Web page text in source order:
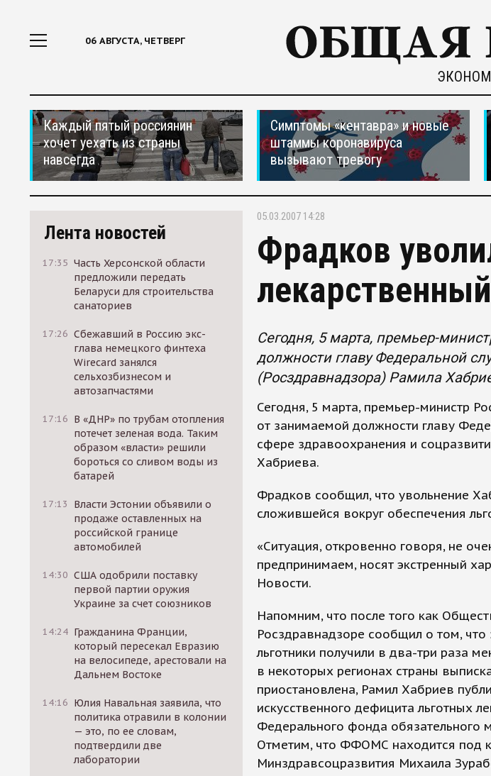
06 АВГУСТА, ЧЕТВЕРГ
Каждый пятый россиянин
хочет уехать из страны
навсегда
Симптомы «кентавра» и новые
штаммы коронавируса
вызывают тревогу
Лента новостей
17:35 Часть Херсонской области
предложили передать
Беларуси для строительства
санаториев
17:26 Сбежавший в Россию экс-
глава немецкого финтеха
Wirecard занялся
сельхозбизнесом и
автозапчастями
17:16 В «ДНР» по трубам отопления
потечет зеленая вода. Таким
образом «власти» решили
бороться со сливом воды из
батарей
17:13
Власти Эстонии объявили о
продаже оставленных на
российской границе
автомобилей
14:30 США одобрили поставку
первой партии оружия
Украине за счет союзников
14:24 Гражданина Франции,
который пересекал Евразию
на велосипеде, арестовали на
Дальнем Востоке
14:16 Юлия Навальная заявила, что
политика отравили в колонии
— это, по ее словам,
подтвердили две
лаборатории
05.03.2007 14:28
Фрадков
Сегодня, 5 марта, премьер-
должности главу Федеральной
(Росздравнадзора) Рамила
Сегодня, 5 марта, премьер-министр
от занимаемой должности главу
сфере здравоохранения и
Хабриева.
Фрадков сообщил, что увольнение
сложившейся вокруг обеспечения
«Ситуация, откровенно говоря, не
предпринимаем, носят экстренный
Новости.
Напомним, что после того как
Росздравнадзоре сообщил о том,
льготники получили в два-три раза
в некоторых регионах страны
приостановлена, Рамил Хабриев
искусственного дефицита льготных
Федерального фонда обязательного
Отметим, что ФФОМС находится под
Минздравсоцразвития Михаила